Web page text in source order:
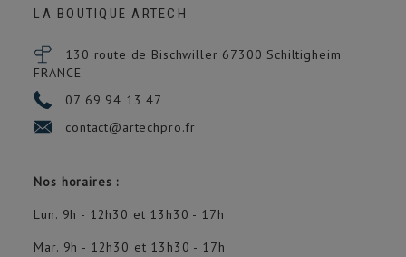
LA BOUTIQUE ARTECH
130 route de Bischwiller 67300 Schiltigheim
FRANCE
07 69 94 13 47
contact@artechpro.fr
Nos horaires :
Lun. 9h - 12h30 et 13h30 - 17h
Mar. 9h - 12h30 et 13h30 - 17h